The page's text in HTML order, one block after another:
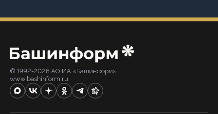
© 1992-2026 АО ИА «Башинформ».
www.bashinform.ru